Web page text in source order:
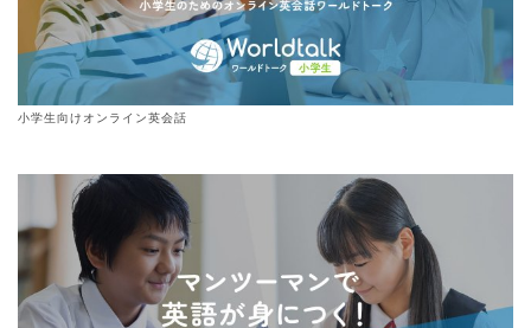
小学生向けオンライン英会話